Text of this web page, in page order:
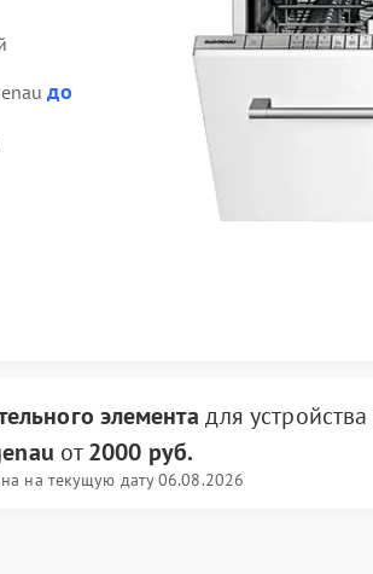
до
элемента для устройства
от2000 руб.
на текущую дату 06.08.2026